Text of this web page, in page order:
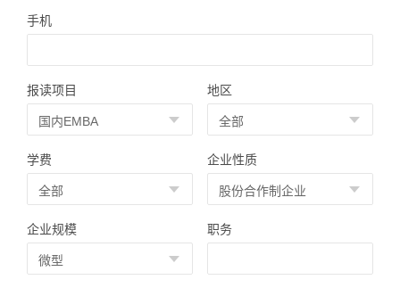
手机
报读项目 地区
学费 企业性质
企业规模 职务